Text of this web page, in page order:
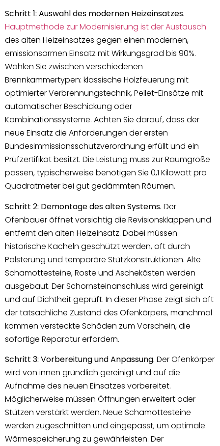
Schritt 1: Auswahl des modernen Heizeinsatzes.
Hauptmethode zur Modernisierung ist der Austausch
des alten Heizeinsatzes gegen einen modernen,
emissionsarmen Einsatz mit Wirkungsgrad bis 90%.
Wählen Sie zwischen verschiedenen
Brennkammertypen: klassische Holzfeuerung mit
optimierter Verbrennungstechnik, Pellet-Einsätze mit
automatischer Beschickung oder
Kombinationssysteme. Achten Sie darauf, dass der
neue Einsatz die Anforderungen der ersten
Bundesimmissionsschutzverordnung erfüllt und ein
Prüfzertifikat besitzt. Die Leistung muss zur Raumgröße
passen, typischerweise benötigen Sie 0,1 Kilowatt pro
Quadratmeter bei gut gedämmten Räumen.
Schritt 2: Demontage des alten Systems. Der
Ofenbauer öffnet vorsichtig die Revisionsklappen und
entfernt den alten Heizeinsatz. Dabei müssen
historische Kacheln geschützt werden, oft durch
Polsterung und temporäre Stützkonstruktionen. Alte
Schamottesteine, Roste und Aschekästen werden
ausgebaut. Der Schornsteinanschluss wird gereinigt
und auf Dichtheit geprüft. In dieser Phase zeigt sich oft
der tatsächliche Zustand des Ofenkörpers, manchmal
kommen versteckte Schäden zum Vorschein, die
sofortige Reparatur erfordern.
Schritt 3: Vorbereitung und Anpassung. Der Ofenkörper
wird von innen gründlich gereinigt und auf die
Aufnahme des neuen Einsatzes vorbereitet.
Möglicherweise müssen Öffnungen erweitert oder
Stützen verstärkt werden. Neue Schamottesteine
werden zugeschnitten und eingepasst, um optimale
Wärmespeicherung zu gewährleisten. Der